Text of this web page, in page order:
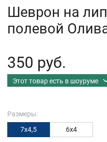
Шеврон на
полевой
350 руб.
Этот товар есть в шоуруме
Размеры:
7х4,5
6х4